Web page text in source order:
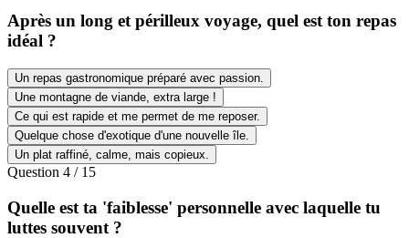
Après un long et périlleux voyage, quel est ton repas
idéal ?
Un repas gastronomique préparé avec passion.
Une montagne de viande, extra large !
Ce qui est rapide et me permet de me reposer.
Quelque chose d'exotique d'une nouvelle île.
Un plat raffiné, calme, mais copieux.
Question 4 / 15
Quelle est ta 'faiblesse' personnelle avec laquelle tu
luttes souvent ?